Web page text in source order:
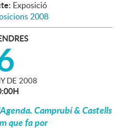
Exposició
2008
DE 2008
Camprubí & Castells
que fa por